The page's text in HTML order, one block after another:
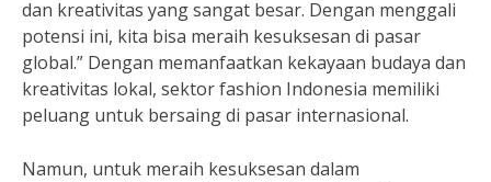
dan kreativitas yang sangat besar. Dengan menggali
potensi ini, kita bisa meraih kesuksesan di pasar
global.” Dengan memanfaatkan kekayaan budaya dan
kreativitas lokal, sektor fashion Indonesia memiliki
peluang untuk bersaing di pasar internasional.
Namun, untuk meraih kesuksesan dalam